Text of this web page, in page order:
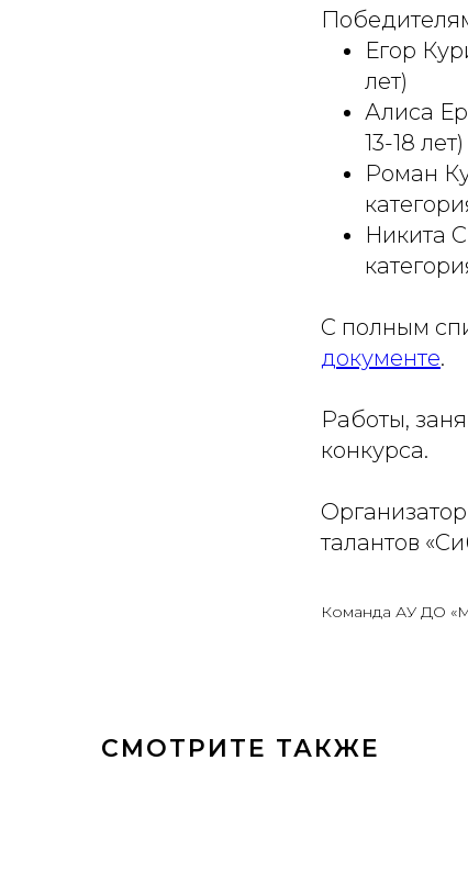
Егор
лет)
Алиса
13-18 лет)
Роман
Никита
С полным
документе.
Работы,
конкурса.
талантов
Команда АУ ДО
СМОТРИТЕ ТАКЖЕ